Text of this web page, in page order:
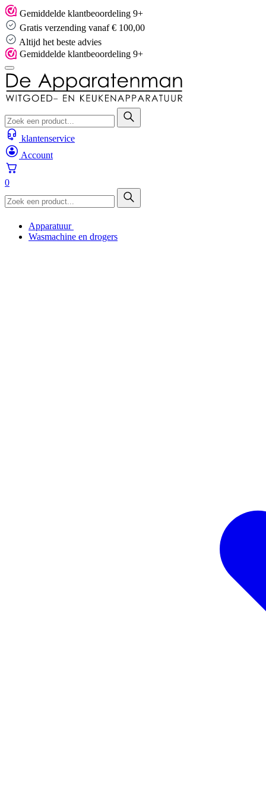
Skip
to
content
Gemiddelde klantbeoordeling 9+
Gratis verzending vanaf € 100,00
Altijd het beste advies
Gemiddelde klantbeoordeling 9+
klantenservice
Account
0
Apparatuur
Wasmachine en drogers